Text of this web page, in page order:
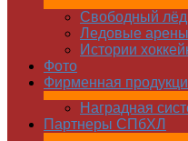
Свободный лёд
Ледовые арены
Истории
Фото
Фирменная
Наградная
Партнеры СПбХЛ